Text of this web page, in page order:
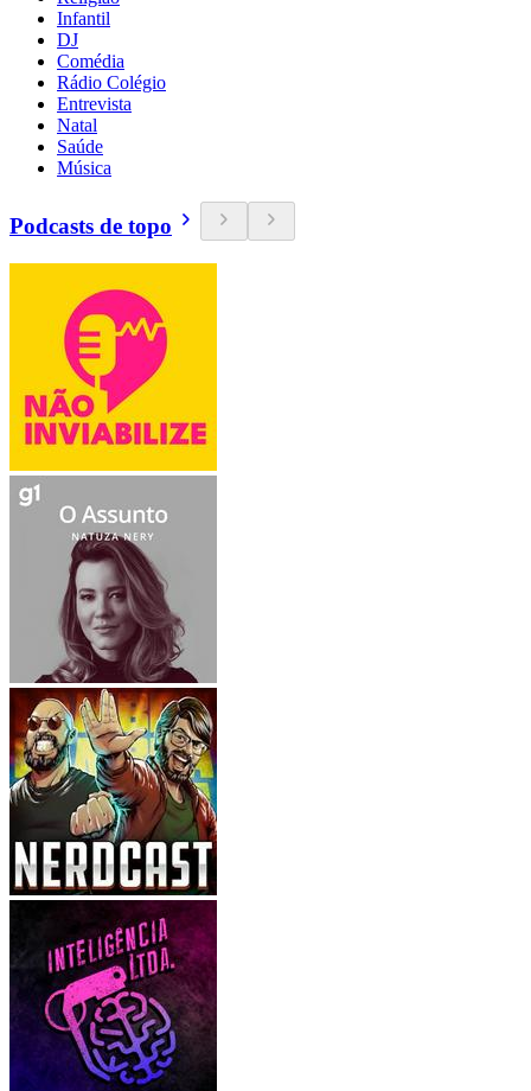
Infantil
DJ
Comédia
Rádio Colégio
Entrevista
Natal
Saúde
Música
Podcasts de topo